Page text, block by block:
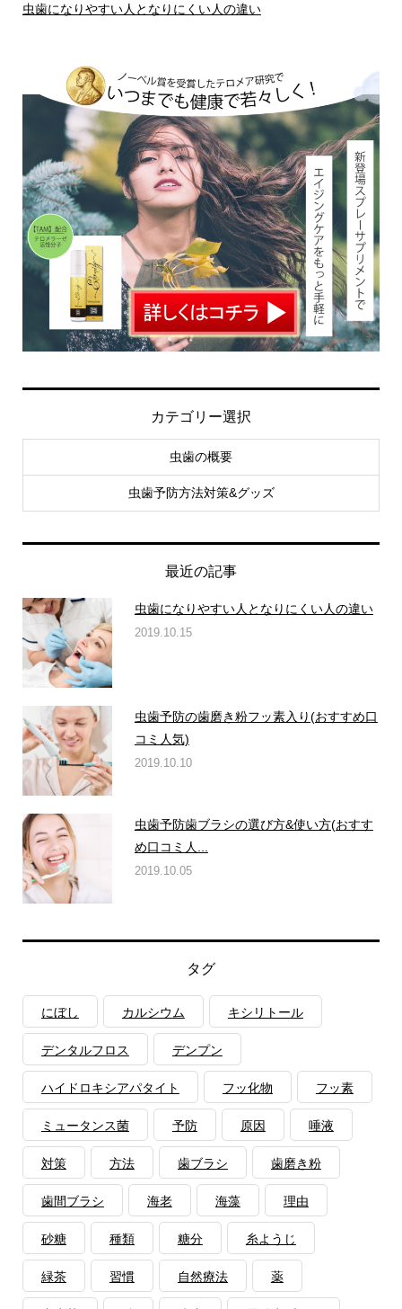
虫歯になりやすい人となりにくい人の違い
カテゴリー選択
虫歯の概要
虫歯予防方法対策&グッズ
最近の記事
虫歯になりやすい人となりにくい人の違い
2019.10.15
虫歯予防の歯磨き粉フッ素入り(おすすめ口
コミ人気)
2019.10.10
虫歯予防歯ブラシの選び方&使い方(おすす
め口コミ人...
2019.10.05
タグ
にぼし カルシウム キシリトール
デンタルフロス デンプン
ハイドロキシアパタイト フッ化物 フッ素
ミュータンス菌 予防 原因 唾液
対策 方法 歯ブラシ 歯磨き粉
歯間ブラシ 海老 海藻 理由
砂糖 種類 糖分 糸ようじ
緑茶 習慣 自然療法 薬